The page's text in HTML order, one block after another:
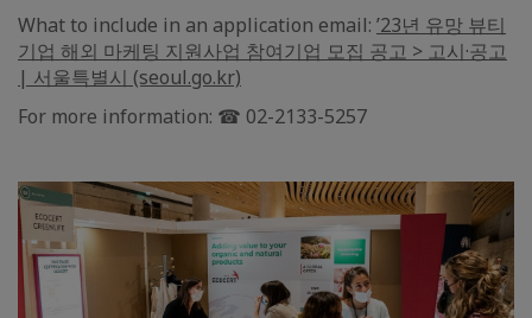
What to include in an application email: ’23년 유망 뷰티
기업 해외 마케팅 지원사업 참여기업 모집 공고 > 고시·공고
| 서울특별시 (seoul.go.kr)
For more information: ☎ 02-2133-5257